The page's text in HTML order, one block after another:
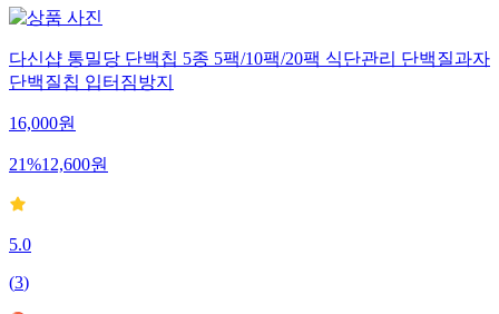
다신샵 통밀당 단백칩 5종 5팩/10팩/20팩 식단관리 단백질과자
단백질칩 입터짐방지
16,000원
21%12,600원
5.0
(3)